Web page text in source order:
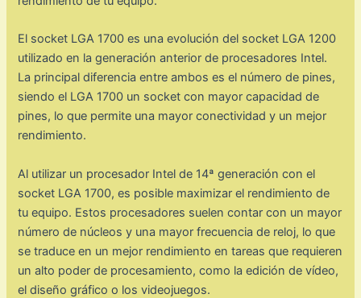
El socket LGA 1700 es una evolución del socket LGA 1200
utilizado en la generación anterior de procesadores Intel.
La principal diferencia entre ambos es el número de pines,
siendo el LGA 1700 un socket con mayor capacidad de
pines, lo que permite una mayor conectividad y un mejor
rendimiento.
Al utilizar un procesador Intel de 14ª generación con el
socket LGA 1700, es posible maximizar el rendimiento de
tu equipo. Estos procesadores suelen contar con un mayor
número de núcleos y una mayor frecuencia de reloj, lo que
se traduce en un mejor rendimiento en tareas que requieren
un alto poder de procesamiento, como la edición de vídeo,
el diseño gráfico o los videojuegos.